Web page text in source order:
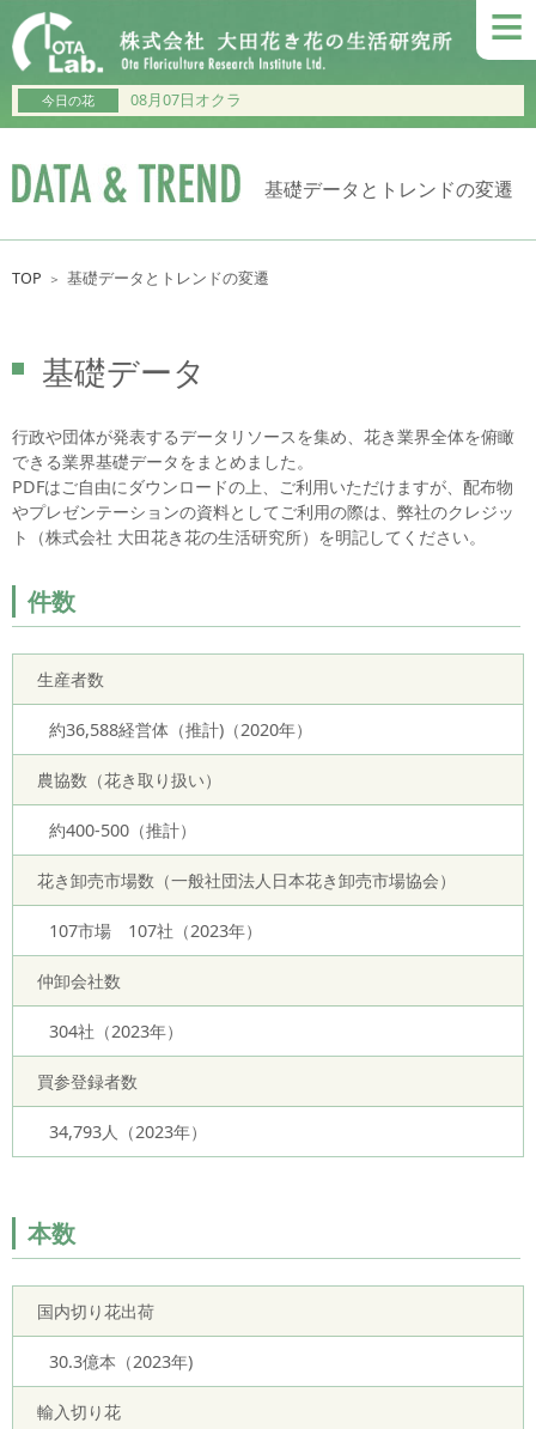
≡
今日の花 08月07日オクラ
基礎データとトレンドの変遷
TOP ＞ 基礎データとトレンドの変遷
基礎データ
行政や団体が発表するデータリソースを集め、花き業界全体を俯瞰
できる業界基礎データをまとめました。
PDFはご自由にダウンロードの上、ご利用いただけますが、配布物
やプレゼンテーションの資料としてご利用の際は、弊社のクレジッ
ト（株式会社 大田花き花の生活研究所）を明記してください。
件数
生産者数
約36,588経営体（推計)（2020年）
農協数（花き取り扱い）
約400-500（推計）
花き卸売市場数（一般社団法人日本花き卸売市場協会）
107市場 107社（2023年）
仲卸会社数
304社（2023年）
買参登録者数
34,793人（2023年）
本数
国内切り花出荷
30.3億本（2023年)
輸入切り花